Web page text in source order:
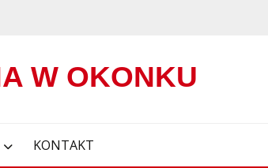
W OKONKU
KONTAKT